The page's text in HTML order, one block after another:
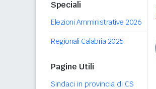
Speciali
Elezioni Amministrative 2026
Regionali Calabria 2025
Pagine Utili
Sindaci in provincia di CS